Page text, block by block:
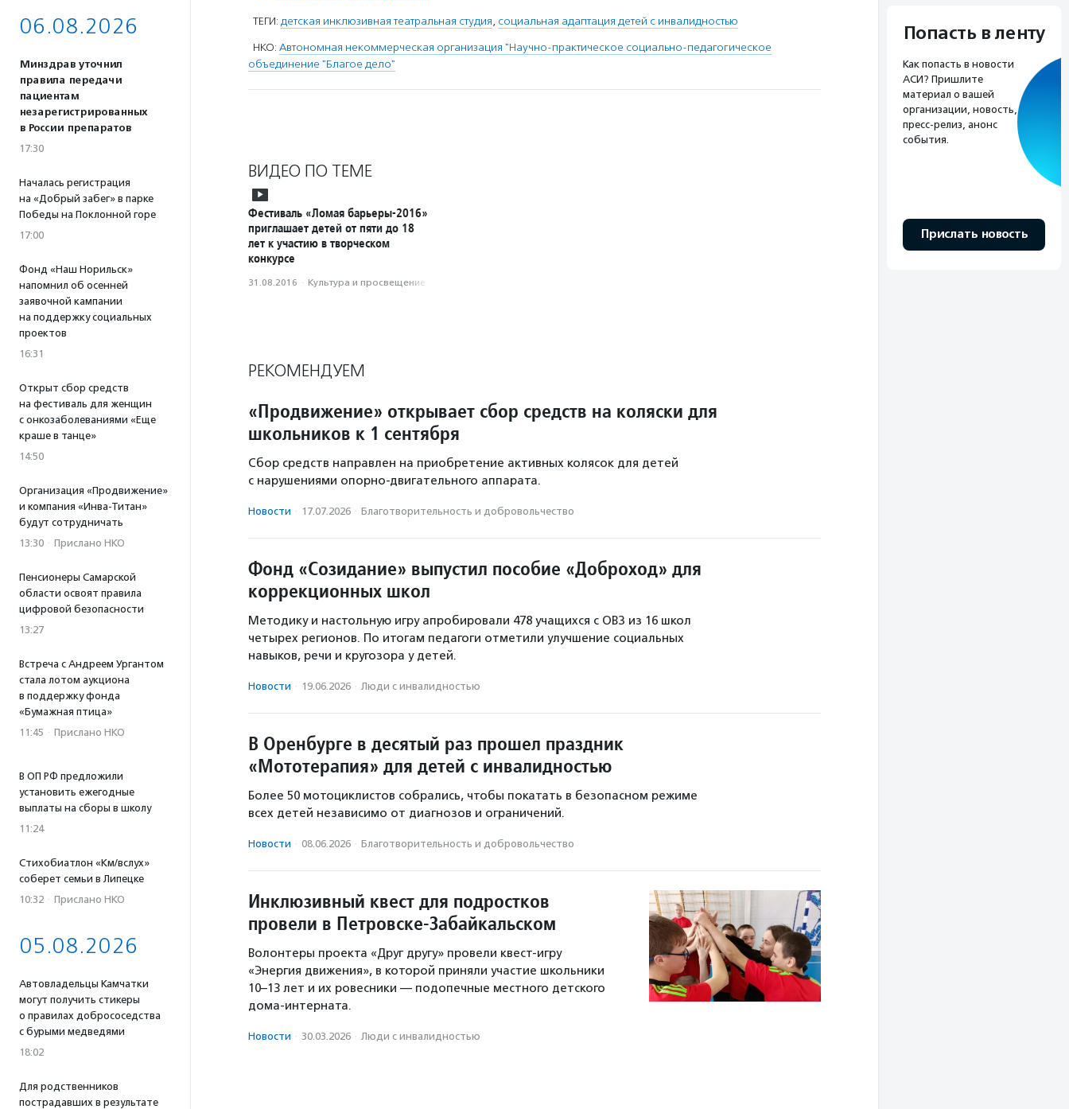
06.08.2026
Минздрав уточнил
правила передачи
пациентам
незарегистрированных
в России препаратов
17:30
Началась регистрация
на «Добрый забег» в парке
Победы на Поклонной горе
17:00
Фонд «Наш Норильск»
напомнил об осенней
заявочной кампании
на поддержку социальных
проектов
16:31
Открыт сбор средств
на фестиваль для женщин
с онкозаболеваниями «Еще
краше в танце»
14:50
Организация «Продвижение»
и компания «Инва-Титан»
будут сотрудничать
13:30 · Прислано НКО
Пенсионеры Самарской
области освоят правила
цифровой безопасности
13:27
Встреча с Андреем Ургантом
стала лотом аукциона
в поддержку фонда
«Бумажная птица»
11:45 · Прислано НКО
В ОП РФ предложили
установить ежегодные
выплаты на сборы в школу
11:24
Стихобиатлон «Км/вслух»
соберет семьи в Липецке
10:32 · Прислано НКО
05.08.2026
Автовладельцы Камчатки
могут получить стикеры
о правилах добрососедства
с бурыми медведями
18:02
Для родственников
пострадавших в результате
ТЕГИ: детская инклюзивная театральная студия, социальная адаптация детей с инвалидностью
НКО: Автономная некоммерческая организация "Научно-практическое социально-педагогическое
объединение "Благое дело"
ВИДЕО ПО ТЕМЕ
Фестиваль «Ломая барьеры-2016»
приглашает детей от пяти до 18
лет к участию в творческом
конкурсе
31.08.2016 · Культура и просвещение
РЕКОМЕНДУЕМ
«Продвижение» открывает сбор средств на коляски для
школьников к 1 сентября
Сбор средств направлен на приобретение активных колясок для детей
с нарушениями опорно-двигательного аппарата.
Новости · 17.07.2026 · Благотвори­тель­ность и доброволь­чест­во
Фонд «Созидание» выпустил пособие «Доброход» для
коррекционных школ
Методику и настольную игру апробировали 478 учащихся с ОВЗ из 16 школ
четырех регионов. По итогам педагоги отметили улучшение социальных
навыков, речи и кругозора у детей.
Новости · 19.06.2026 · Люди с инвалидностью
В Оренбурге в десятый раз прошел праздник
«Мототерапия» для детей с инвалидностью
Более 50 мотоциклистов собрались, чтобы покатать в безопасном режиме
всех детей независимо от диагнозов и ограничений.
Новости · 08.06.2026 · Благотвори­тель­ность и доброволь­чест­во
Инклюзивный квест для подростков
провели в Петровске-Забайкальском
Волонтеры проекта «Друг другу» провели квест-игру
«Энергия движения», в которой приняли участие школьники
10–13 лет и их ровесники — подопечные местного детского
дома-интерната.
Новости · 30.03.2026 · Люди с инвалидностью
Попасть в ленту
Как попасть в новости
АСИ? Пришлите
материал о вашей
организации, новость,
пресс-релиз, анонс
события.
Прислать новость